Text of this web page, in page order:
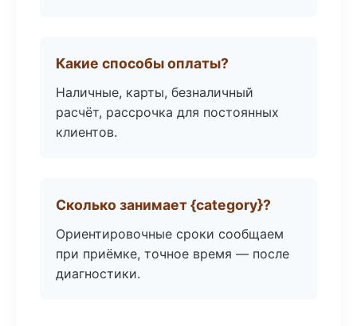
Какие способы оплаты?
Наличные, карты, безналичный
расчёт, рассрочка для постоянных
клиентов.
Сколько занимает {category}?
Ориентировочные сроки сообщаем
при приёмке, точное время — после
диагностики.